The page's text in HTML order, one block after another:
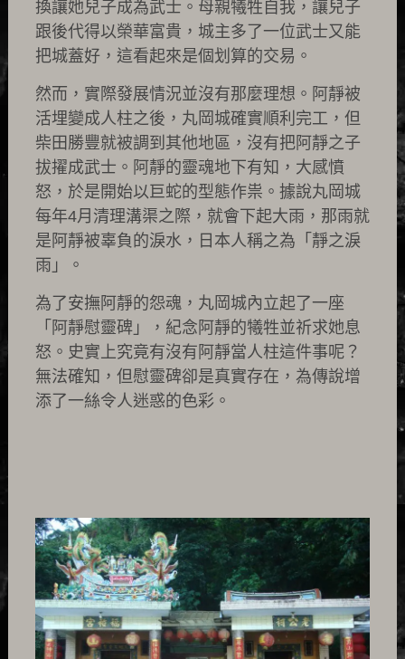
換讓她兒子成為武士。母親犧牲自我，讓兒子
跟後代得以榮華富貴，城主多了一位武士又能
把城蓋好，這看起來是個划算的交易。
然而，實際發展情況並沒有那麼理想。阿靜被
活埋變成人柱之後，丸岡城確實順利完工，但
柴田勝豐就被調到其他地區，沒有把阿靜之子
拔擢成武士。阿靜的靈魂地下有知，大感憤
怒，於是開始以巨蛇的型態作祟。據說丸岡城
每年4月清理溝渠之際，就會下起大雨，那雨就
是阿靜被辜負的淚水，日本人稱之為「靜之淚
雨」。
為了安撫阿靜的怨魂，丸岡城內立起了一座
「阿靜慰靈碑」，紀念阿靜的犧牲並祈求她息
怒。史實上究竟有沒有阿靜當人柱這件事呢？
無法確知，但慰靈碑卻是真實存在，為傳說增
添了一絲令人迷惑的色彩。